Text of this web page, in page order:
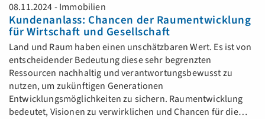
08.11.2024 - Immobilien
Kundenanlass: Chancen der Raumentwicklung
für Wirtschaft und Gesellschaft
Land und Raum haben einen unschätzbaren Wert. Es ist von
entscheidender Bedeutung diese sehr begrenzten
Ressourcen nachhaltig und verantwortungsbewusst zu
nutzen, um zukünftigen Generationen
Entwicklungsmöglichkeiten zu sichern. Raumentwicklung
bedeutet, Visionen zu verwirklichen und Chancen für die…